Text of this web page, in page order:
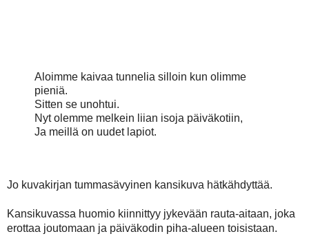
Aloimme kaivaa tunnelia silloin kun olimme
pieniä.
Sitten se unohtui.
Nyt olemme melkein liian isoja päiväkotiin,
Ja meillä on uudet lapiot.
Jo kuvakirjan tummasävyinen kansikuva hätkähdyttää.
Kansikuvassa huomio kiinnittyy jykevään rauta-aitaan, joka
erottaa joutomaan ja päiväkodin piha-alueen toisistaan.